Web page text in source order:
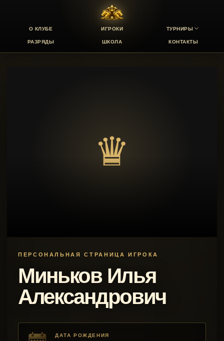
О КЛУБЕ ИГРОКИ ТУРНИРЫ
РАЗРЯДЫ ШКОЛА КОНТАКТЫ
♛
ПЕРСОНАЛЬНАЯ СТРАНИЦА ИГРОКА
Миньков Илья
Александрович
ДАТА РОЖДЕНИЯ